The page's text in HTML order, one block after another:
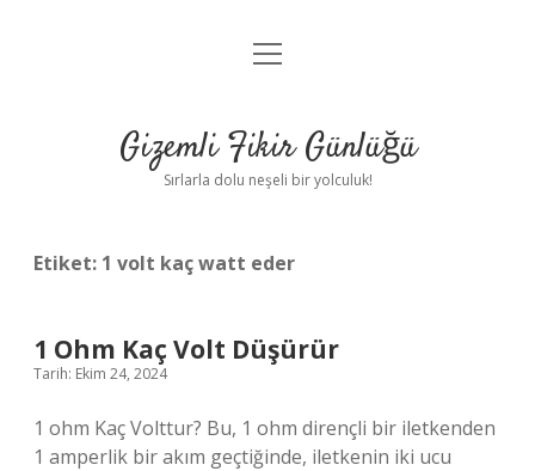
Anasayfa
Yasal Uyarı
menüyü
Gizemli Fikir Günlüğü
Sırlarla dolu neşeli bir yolculuk!
Etiket: 1 volt kaç watt eder
1 Ohm Kaç Volt Düşürür
Tarih: Ekim 24, 2024
1 ohm Kaç Volttur? Bu, 1 ohm dirençli bir iletkenden
1 amperlik bir akım geçtiğinde, iletkenin iki ucu